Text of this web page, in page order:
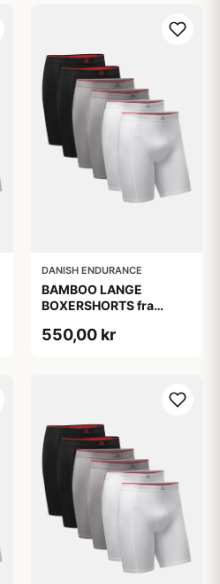
DANISH ENDURANCE
BAMBOO LANGE
BOXERSHORTS fra
Sort/Rød | Grå | Hvid 6-
550,00 kr